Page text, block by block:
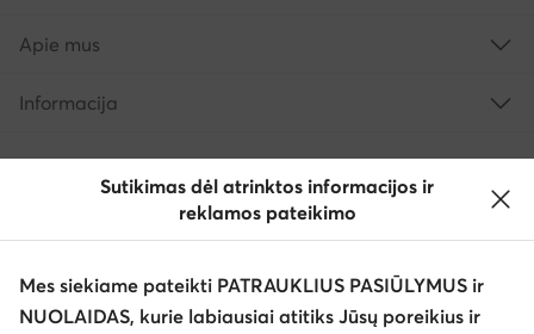
Apie mus
Informacija
Sutikimas dėl atrinktos informacijos ir
reklamos pateikimo
Mes siekiame pateikti PATRAUKLIUS PASIŪLYMUS ir
NUOLAIDAS, kurie labiausiai atitiks Jūsų poreikius ir